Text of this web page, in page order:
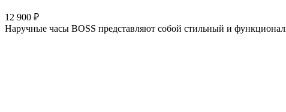
12 900 ₽
Наручные часы BOSS представляют собой стильный и